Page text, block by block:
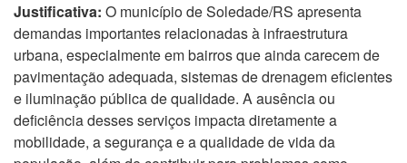
Justificativa: O município de Soledade/RS apresenta
demandas importantes relacionadas à infraestrutura
urbana, especialmente em bairros que ainda carecem de
pavimentação adequada, sistemas de drenagem eficientes
e iluminação pública de qualidade. A ausência ou
deficiência desses serviços impacta diretamente a
mobilidade, a segurança e a qualidade de vida da